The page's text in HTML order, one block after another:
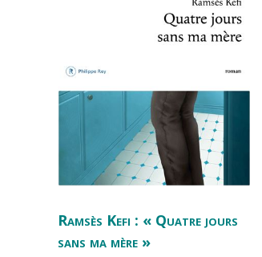
Ramsès Kefi : « Quatre jours
sans ma mère »